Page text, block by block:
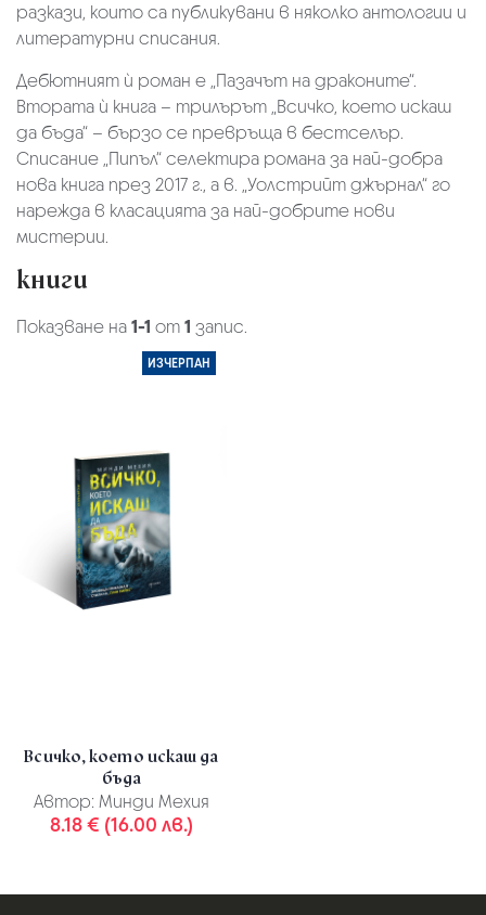
разкази, които са публикувани в няколко антологии и
литературни списания.
Дебютният ѝ роман е „Пазачът на драконите“.
Втората ѝ книга – трилърът „Всичко, което искаш
да бъда“ – бързо се превръща в бестселър.
Списание „Пипъл“ селектира романа за най-добра
нова книга през 2017 г., а в. „Уолстрийт джърнал“ го
нарежда в класацията за най-добрите нови
мистерии.
книги
Показване на1-1 от1 запис.
ИЗЧЕРПАН
Всичко, което искаш да
бъда
Автор: Минди Мехия
8.18 € (16.00 лв.)